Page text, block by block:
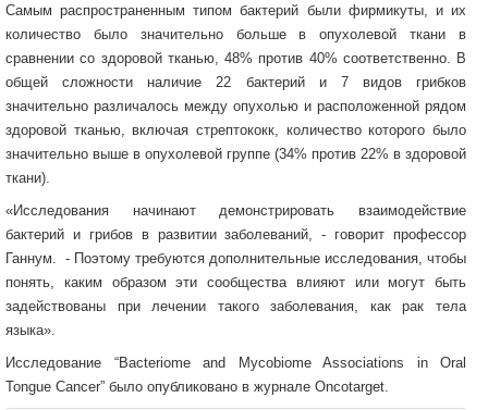
Самым распространенным типом бактерий были фирмикуты, и их
количество было значительно больше в опухолевой ткани в
сравнении со здоровой тканью, 48% против 40% соответственно. В
общей сложности наличие 22 бактерий и 7 видов грибков
значительно различалось между опухолью и расположенной рядом
здоровой тканью, включая стрептококк, количество которого было
значительно выше в опухолевой группе (34% против 22% в здоровой
ткани).
«Исследования начинают демонстрировать взаимодействие
бактерий и грибов в развитии заболеваний, - говорит профессор
Ганнум. - Поэтому требуются дополнительные исследования, чтобы
понять, каким образом эти сообщества влияют или могут быть
задействованы при лечении такого заболевания, как рак тела
языка».
Исследование “Bacteriome and Mycobiome Associations in Oral
Tongue Cancer” было опубликовано в журнале Oncotarget.